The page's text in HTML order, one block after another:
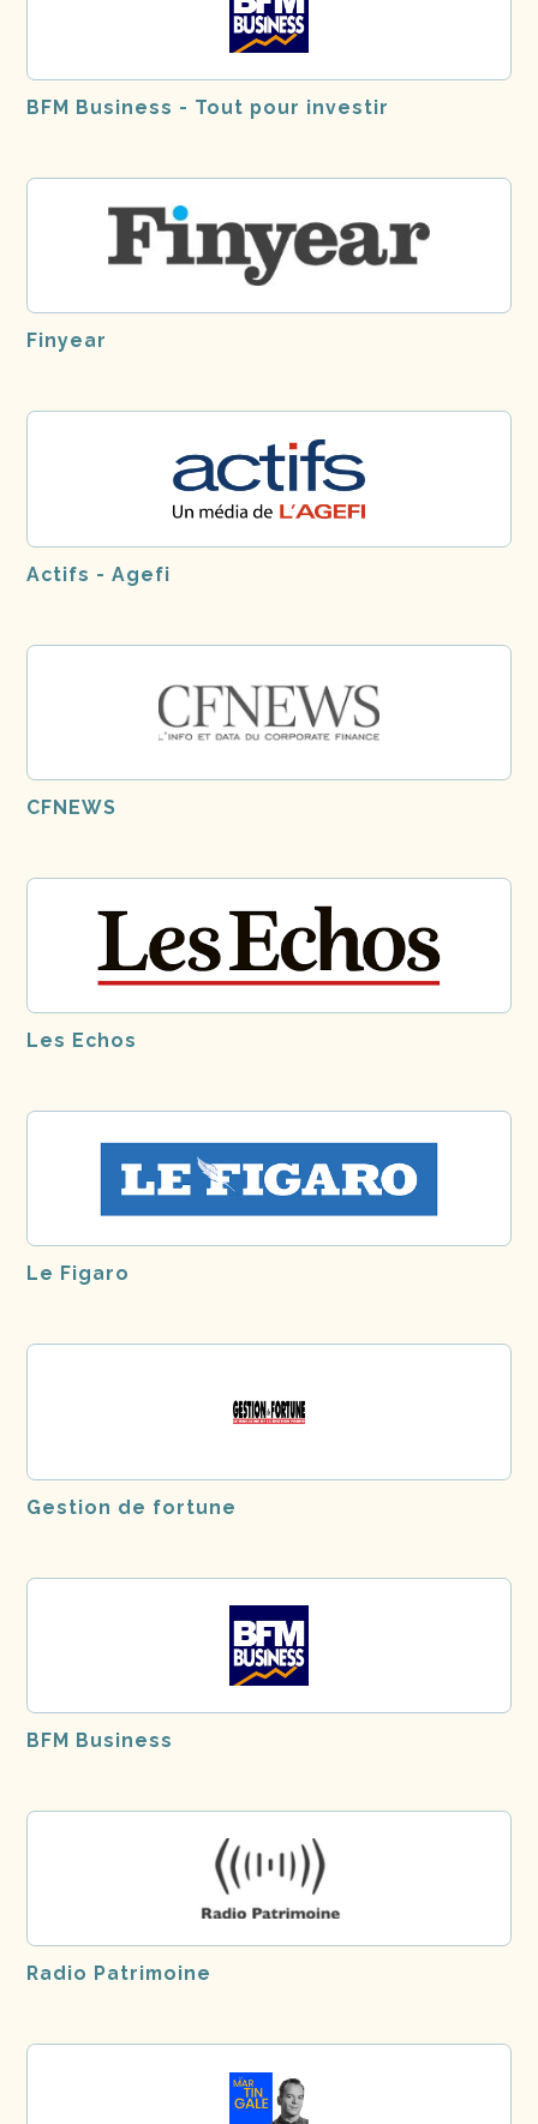
BFM Business - Tout pour investir
Finyear
Actifs - Agefi
CFNEWS
Les Echos
Le Figaro
Gestion de fortune
BFM Business
Radio Patrimoine